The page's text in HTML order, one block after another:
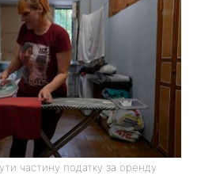
частину податку за оренду